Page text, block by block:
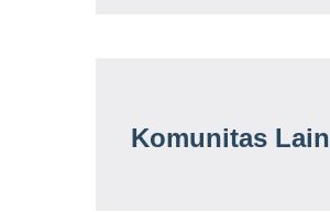
Komunitas Lain